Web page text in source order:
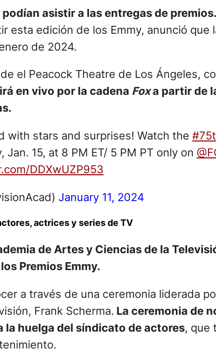
asistir a las entregas de premios.
esta edición de los Emmy, anunció que
de 2024.
el Peacock Theatre de Los Ángeles,
en vivo por la cadena Foxa partir de
with stars and surprises! Watch the
Jan. 15, at 8 PM ET/ 5 PM PT only on
DDXwUZP953
January 11, 2024
actrices y series de TV
de Artes y Ciencias de la
Premios Emmy.
a través de una ceremonia liderada
Frank Scherma. La ceremonia de
la huelga del síndicato de actores, que